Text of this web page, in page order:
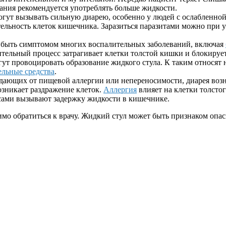
рекомендуется употреблять больше жидкости.
вызывать сильную диарею, особенно у людей с
клеток кишечника. Заразиться паразитами можно
симптомом многих воспалительных заболеваний, включая
процесс затрагивает клетки толстой кишки и
провоцировать образование жидкого стула. К таким относят
средства.
от пищевой аллергии или непереносимости, диарея
раздражение клеток. Аллергия влияет на клетки
вызывают задержку жидкости в кишечнике.
обратиться к врачу. Жидкий стул может быть признаком